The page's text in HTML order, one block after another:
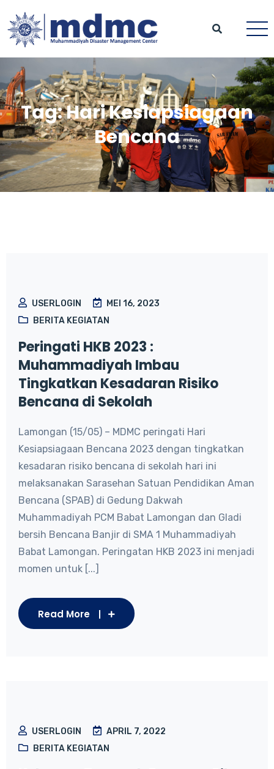
Tag:Hari Kesiapsiagaan
Bencana
USERLOGIN
MEI 16, 2023
BERITA KEGIATAN
Peringati HKB 2023 :
Muhammadiyah Imbau
Tingkatkan Kesadaran Risiko
Bencana di Sekolah
Lamongan (15/05) – MDMC peringati Hari
Kesiapsiagaan Bencana 2023 dengan tingkatkan
kesadaran risiko bencana di sekolah hari ini
melaksanakan Sarasehan Satuan Pendidikan Aman
Bencana (SPAB) di Gedung Dakwah
Muhammadiyah PCM Babat Lamongan dan Gladi
bersih Bencana Banjir di SMA 1 Muhammadiyah
Babat Lamongan. Peringatan HKB 2023 ini menjadi
momen untuk [...]
Read More
USERLOGIN
APRIL 7, 2022
BERITA KEGIATAN